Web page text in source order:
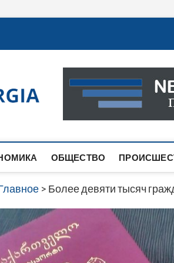
Новости
САМАЯ АКТУАЛЬНАЯ
САЙТЕ ВЫ НАЙДЕТЕ
ОБЩЕСТВО
> Более девяти тысяч